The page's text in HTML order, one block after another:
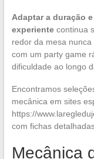
Adaptar a duração
experientecontinua
redor da mesa
com um party game
dificuldade ao longo
Encontramos
mecânica em sites
https://
com fichas
Mecânica